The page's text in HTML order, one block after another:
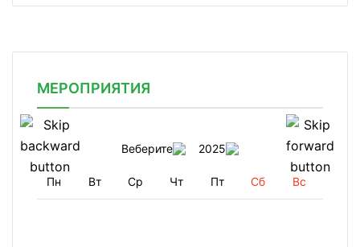
МЕРОПРИЯТИЯ
Веберите 2025
Пн Вт Ср Чт Пт Сб Вс